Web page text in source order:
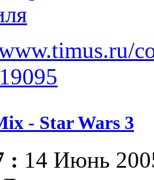
- Star Wars 3
: 14 Июнь